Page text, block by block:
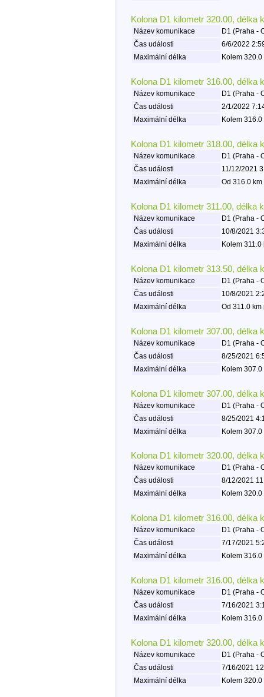
Kolona D1 kilometr 320.00, délka
Název komunikace
D1 (Praha -
Čas události
6/6/2022
Maximální délka
Kolem
Kolona D1 kilometr 316.00, délka
Název komunikace
D1 (Praha -
Čas události
2/1/2022
Maximální délka
Kolem
Kolona D1 kilometr 318.00, délka
Název komunikace
D1 (Praha -
Čas události
11/12/2021
Maximální délka
Od 316.0
Kolona D1 kilometr 311.00, délka
Název komunikace
D1 (Praha -
Čas události
10/8/2021
Maximální délka
Kolem
Kolona D1 kilometr 313.50, délka
Název komunikace
D1 (Praha -
Čas události
10/8/2021
Maximální délka
Od 311.0
Kolona D1 kilometr 307.00, délka
Název komunikace
D1 (Praha -
Čas události
8/25/2021
Maximální délka
Kolem
Kolona D1 kilometr 307.00, délka
Název komunikace
D1 (Praha -
Čas události
8/25/2021
Maximální délka
Kolem
Kolona D1 kilometr 320.00, délka
Název komunikace
D1 (Praha -
Čas události
8/12/2021
Maximální délka
Kolem
Kolona D1 kilometr 316.00, délka
Název komunikace
D1 (Praha -
Čas události
7/17/2021
Maximální délka
Kolem
Kolona D1 kilometr 316.00, délka
Název komunikace
D1 (Praha -
Čas události
7/16/2021
Maximální délka
Kolem
Kolona D1 kilometr 320.00, délka
Název komunikace
D1 (Praha -
Čas události
7/16/2021
Maximální délka
Kolem